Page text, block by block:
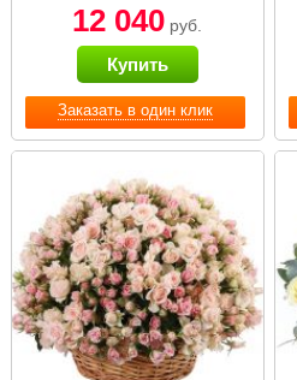
Заказать в один клик
12 040 руб.
Купить